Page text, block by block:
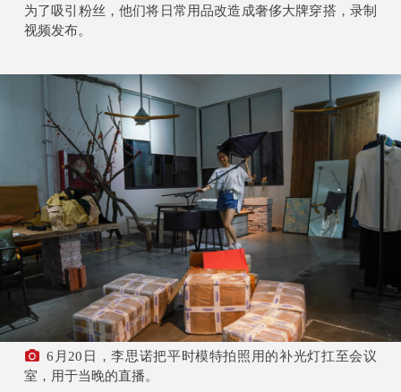
为了吸引粉丝，他们将日常用品改造成奢侈大牌穿搭，录制
视频发布。
6月20日，李思诺把平时模特拍照用的补光灯扛至会议
室，用于当晚的直播。